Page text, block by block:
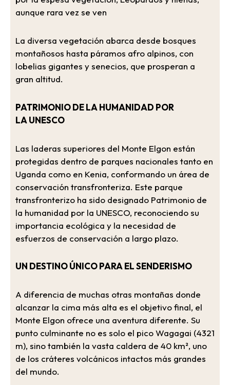
aunque rara vez se ven
La diversa vegetación abarca desde bosques
montañosos hasta páramos afro alpinos, con
lobelias gigantes y senecios, que prosperan a
gran altitud.
PATRIMONIO DE LA HUMANIDAD POR
LA UNESCO
Las laderas superiores del Monte Elgon están
protegidas dentro de parques nacionales tanto en
Uganda como en Kenia, conformando un área de
conservación transfronteriza. Este parque
transfronterizo ha sido designado Patrimonio de
la humanidad por la UNESCO, reconociendo su
importancia ecológica y la necesidad de
esfuerzos de conservación a largo plazo.
UN DESTINO ÚNICO PARA EL SENDERISMO
A diferencia de muchas otras montañas donde
alcanzar la cima más alta es el objetivo final, el
Monte Elgon ofrece una aventura diferente. Su
punto culminante no es solo el pico Wagagai (4321
m), sino también la vasta caldera de 40 km², uno
de los cráteres volcánicos intactos más grandes
del mundo.